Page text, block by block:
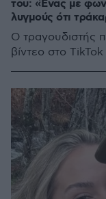
του: «Ένας με
λυγμούς ότι
Ο τραγουδιστής
βίντεο στο TikTok